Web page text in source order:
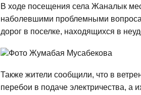
В ходе посещения села Жаналык
наболевшими проблемными
дорог в поселке, находящихся в
Фото Жумабая Мусабекова
Также жители сообщили, что в
перебои в подаче электричества, а